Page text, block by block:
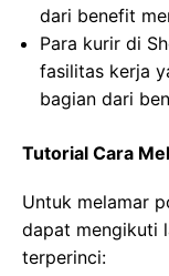
dari benefit
Para kurir di
fasilitas kerja
bagian dari
Tutorial Cara
Untuk melamar
dapat mengikuti
terperinci: